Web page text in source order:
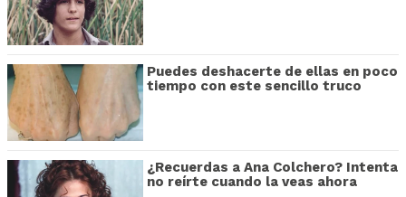
Puedes deshacerte de ellas en poco
tiempo con este sencillo truco
¿Recuerdas a Ana Colchero? Intenta
no reírte cuando la veas ahora